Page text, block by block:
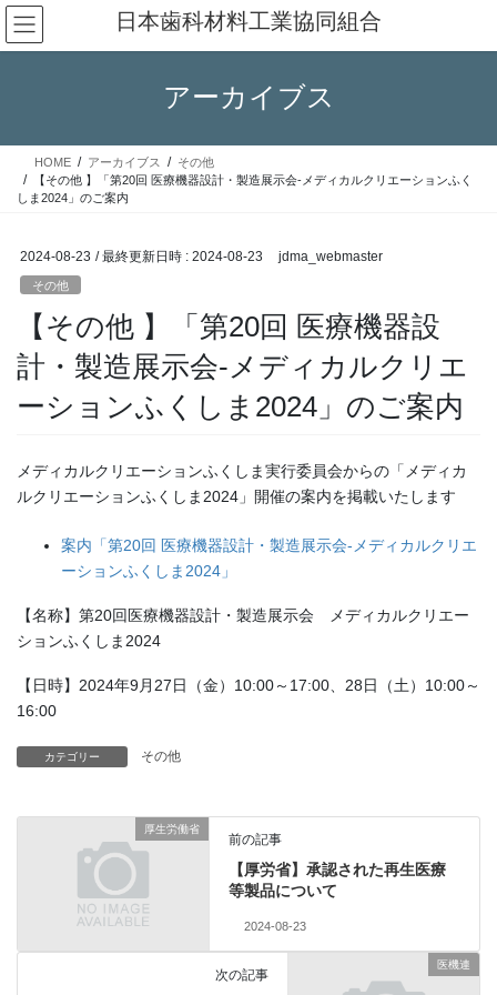
コ
ン
テ
ス
ナ
ビ
ゲ
ン
日本歯科材料工業協同組合
アーカイブス
HOME アーカイブス
その他
【その他 】「第20回 医療機器設計・製造展示会-メディカルクリエーションふく
しま2024」のご案内
2024-08-23 / 最終更新日時 : 2024-08-23 jdma_webmaster
その他
【その他 】「第20回 医療機器設
計・製造展示会-メディカルクリエ
ーションふくしま2024」のご案内
メディカルクリエーションふくしま実行委員会からの「メディカ
ルクリエーションふくしま2024」開催の案内を掲載いたします
案内「第20回 医療機器設計・製造展示会-メディカルクリエ
ーションふくしま2024」
【名称】第20回医療機器設計・製造展示会 メディカルクリエー
ションふくしま2024
【日時】2024年9月27日（金）10:00～17:00、28日（土）10:00～
16:00
カテゴリー その他
厚生労働省
前の記事
【厚労省】承認された再生医療
等製品について
2024-08-23
医機連
次の記事